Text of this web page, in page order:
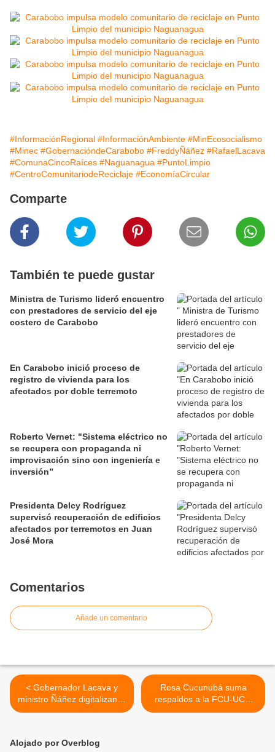
#InformaciónRegional #InformaciónAmbiente #MinEcosocialismo
#Minec #GobernacióndeCarabobo #FreddyÑáñez #RafaelLacava
#ComunaCincoRaíces #Naguanagua #PuntoLimpio
#CentroComunitariodeReciclaje #EconomíaCircular
Comparte
También te puede gustar
Ministra de Turismo lideró encuentro
con prestadores de servicio del eje
costero de Carabobo
En Carabobo inició proceso de
registro de vivienda para los
afectados por doble terremoto
Roberto Vernet: "Sistema eléctrico no
se recupera con propaganda ni
improvisación sino con ingeniería e
inversión”
Presidenta Delcy Rodríguez
supervisó recuperación de edificios
afectados por terremotos en Juan
José Mora
Comentarios
Añade un comentario
< Gobernador Lacava y
ministro Ñáñez digitalizan el
reciclaje en Carabobo con
Rosa Cucunubá suma
respaldos a la FCU-UCV:
“Cuando la UCV nos
Alojado por Overblog